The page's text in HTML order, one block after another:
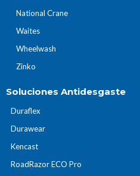
National Crane
Waites
Wheelwash
Zinko
Soluciones Antidesgaste
Duraflex
Durawear
Kencast
RoadRazor ECO Pro